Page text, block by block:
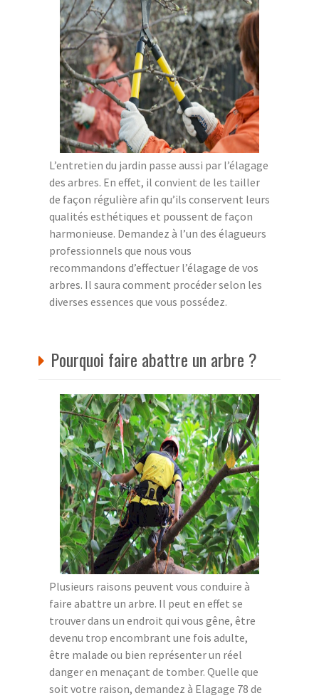
L’entretien du jardin passe aussi par l’élagage
des arbres. En effet, il convient de les tailler
de façon régulière afin qu’ils conservent leurs
qualités esthétiques et poussent de façon
harmonieuse. Demandez à l’un des élagueurs
professionnels que nous vous
recommandons d’effectuer l’élagage de vos
arbres. Il saura comment procéder selon les
diverses essences que vous possédez.
Pourquoi faire abattre un arbre ?
Plusieurs raisons peuvent vous conduire à
faire abattre un arbre. Il peut en effet se
trouver dans un endroit qui vous gêne, être
devenu trop encombrant une fois adulte,
être malade ou bien représenter un réel
danger en menaçant de tomber. Quelle que
soit votre raison, demandez à Elagage 78 de